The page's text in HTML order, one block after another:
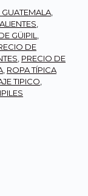
GUATEMALA
GÜIPIL
DE
PRECIO DE
ROPA TÍPICA
TIPICO